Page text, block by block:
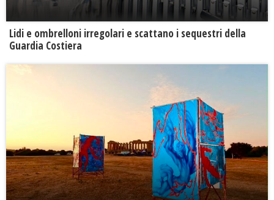
Lidi e ombrelloni irregolari e scattano i sequestri della
Guardia Costiera